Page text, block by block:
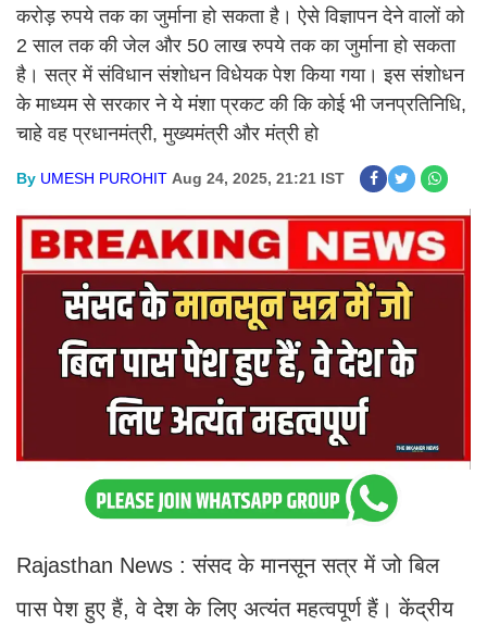
करोड़ रुपये तक का जुर्माना हो सकता है। ऐसे विज्ञापन देने वालों को
2 साल तक की जेल और 50 लाख रुपये तक का जुर्माना हो सकता
है। सत्र में संविधान संशोधन विधेयक पेश किया गया। इस संशोधन
के माध्यम से सरकार ने ये मंशा प्रकट की कि कोई भी जनप्रतिनिधि,
चाहे वह प्रधानमंत्री, मुख्यमंत्री और मंत्री हो
By UMESH PUROHIT Aug 24, 2025, 21:21 IST
Rajasthan News : संसद के मानसून सत्र में जो बिल
पास पेश हुए हैं, वे देश के लिए अत्यंत महत्वपूर्ण हैं। केंद्रीय